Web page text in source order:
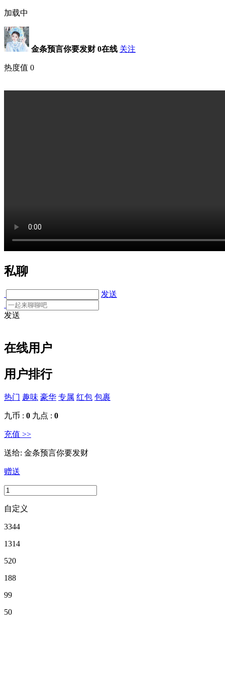
加载中
金条预言你要发财 0在线 关注
热度值 0
私聊
发送
发送
在线用户
用户排行
热门 趣味 豪华 专属 红包 包裹
九币 : 0 九点 : 0
充值 >>
送给: 金条预言你要发财
赠送
自定义
3344
1314
520
188
99
50